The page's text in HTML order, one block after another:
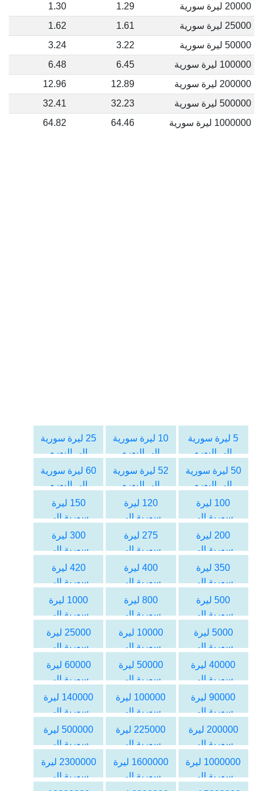
20000 ليرة سورية 1.29
1.30
25000 ليرة سورية
1.61
1.62
50000 ليرة سورية
3.22
3.24
100000 ليرة سورية
6.45
6.48
200000 ليرة سورية
12.89
12.96
500000 ليرة سورية
32.23
32.41
1000000 ليرة سورية
64.46
64.82
5 ليرة سورية
الى اليورو
10 ليرة سورية
الى اليورو
25 ليرة سورية
الى اليورو
50 ليرة سورية
الى اليورو
52 ليرة سورية
الى اليورو
60 ليرة سورية
الى اليورو
100 ليرة
سورية الى
اليورو
120 ليرة
سورية الى
اليورو
150 ليرة
سورية الى
اليورو
200 ليرة
سورية الى
اليورو
275 ليرة
سورية الى
اليورو
300 ليرة
سورية الى
اليورو
350 ليرة
سورية الى
اليورو
400 ليرة
سورية الى
اليورو
420 ليرة
سورية الى
اليورو
500 ليرة
سورية الى
اليورو
800 ليرة
سورية الى
اليورو
1000 ليرة
سورية الى
اليورو
5000 ليرة
سورية الى
اليورو
10000 ليرة
سورية الى
اليورو
25000 ليرة
سورية الى
اليورو
40000 ليرة
سورية الى
اليورو
50000 ليرة
سورية الى
اليورو
60000 ليرة
سورية الى
اليورو
90000 ليرة
سورية الى
اليورو
100000 ليرة
سورية الى
اليورو
140000 ليرة
سورية الى
اليورو
200000 ليرة
سورية الى
اليورو
225000 ليرة
سورية الى
اليورو
500000 ليرة
سورية الى
اليورو
1000000 ليرة
سورية الى
1600000 ليرة
سورية الى
2300000 ليرة
سورية الى